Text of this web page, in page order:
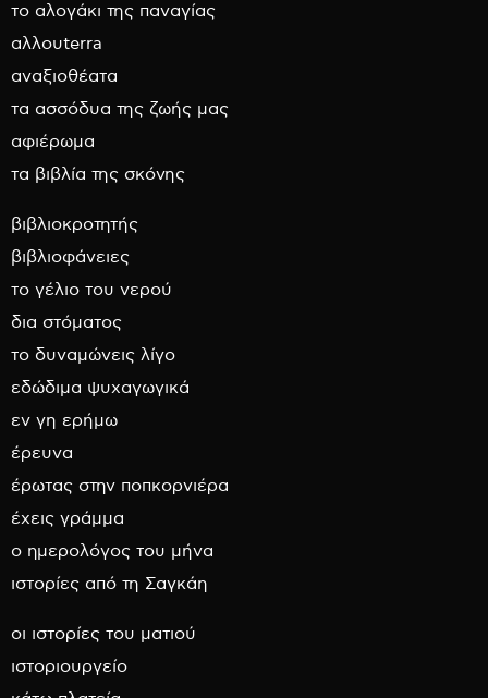
το αλογάκι της παναγίας
αλλουterra
αναξιοθέατα
τα ασσόδυα της ζωής μας
αφιέρωμα
τα βιβλία της σκόνης
βιβλιοκροτητής
βιβλιοφάνειες
το γέλιο του νερού
δια στόματος
το δυναμώνεις λίγο
εδώδιμα ψυχαγωγικά
εν γη ερήμω
έρευνα
έρωτας στην ποπκορνιέρα
έχεις γράμμα
ο ημερολόγος του μήνα
ιστορίες από τη Σαγκάη
οι ιστορίες του ματιού
ιστοριουργείο